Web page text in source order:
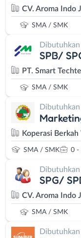
CV. Aroma Indo
SMA / SMK
Dibutuhkan
SPB/
PT. Smart
SMA / SMK
Dibutuhkan
Koperasi Berkah
SMA / SMK 0 -
Dibutuhkan
SPG/
CV. Aroma Indo
SMA / SMK
Dibutuhkan